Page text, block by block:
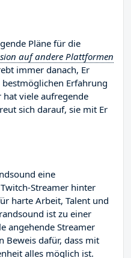
Pläne für die
auf andere Plattformen
immer danach, Er
Erfahrung
hat viele aufregende
sich darauf, sie mit Er
eine
Streamer hinter
harte Arbeit, Talent und
ist zu einer
angehende Streamer
Beweis dafür, dass mit
alles möglich ist.